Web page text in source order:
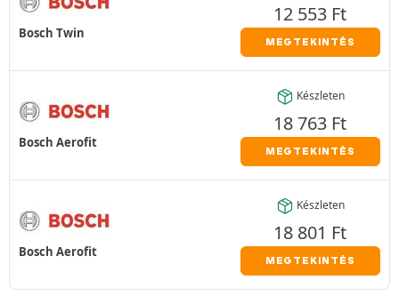
Bosch Twin
12 553 Ft
MEGTEKINTÉS
Bosch Aerofit
Készleten
18 763 Ft
MEGTEKINTÉS
Bosch Aerofit
Készleten
18 801 Ft
MEGTEKINTÉS